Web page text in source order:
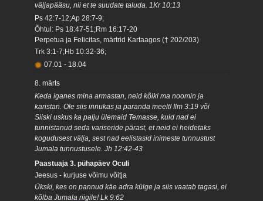
väljapääsu, nii et te suudate taluda. 1Kr 10:13
Ps 42:7-12;Ap 28:7-9;
Õhtul: Ps 18:47-51;Rm 16:17-20
Perpetua ja Felicitas, märtrid Kartaagos († 202/203)
Trk 3:1-7;Hb 10:32-36;
07.01 - 18.04
8. märts
Keda iganes mina armastan, neid kõiki ma noomin ja
karistan. Ole siis innukas ja paranda meelt! Ilm 3:19 või
Siiski uskus ka palju ülemaid Temasse, kuid nad ei
tunnistanud seda variseride pärast, et neid ei heidetaks
kogudusest välja, sest nad eelistasid inimeste tunnustust
Jumala tunnustusele. Jh 12:42-43
Paastuaja 3. pühapäev Oculi
Jeesus - kurjuse võimu võitja
Ükski, kes on pannud käe adra külge ja siis vaatab tagasi, ei
kõlba Jumala riigile! Lk 9:62